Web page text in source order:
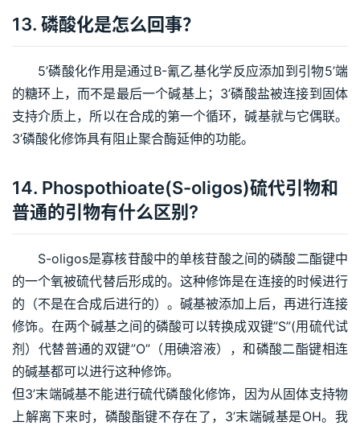
13. 磷酸化是怎么回事？
5’磷酸化作用是通过B-氰乙基化学反应添加到引物5’端
的糖环上，而不是最后一个碱基上；3’磷酸盐被连接到固体
支持介质上，所以在合成的第一个循环，碱基就与它偶联。
3’磷酸化修饰具有阻止聚合酶延伸的功能。
14. Phospothioate(S-oligos)硫代引物和
普通的引物有什么区别?
S-oligos是寡核苷酸中的单核苷酸之间的磷酸二酯键中
的一个氧被硫代替后形成的。这种修饰是在连接的时候进行
的（不是在合成后进行的）。碱基被添加上后，再进行连接
修饰。在两个碱基之间的磷酸可以转换成双键”S”(用硫代试
剂）代替普通的双键”O”（用碘溶液），和磷酸二酯键相连
的碱基都可以进行这种修饰。
但3’末端碱基不能进行硫代磷酸化修饰，因为从固体支持物
上解离下来时，磷酸酯键不存在了，3’末端碱基是OH。我